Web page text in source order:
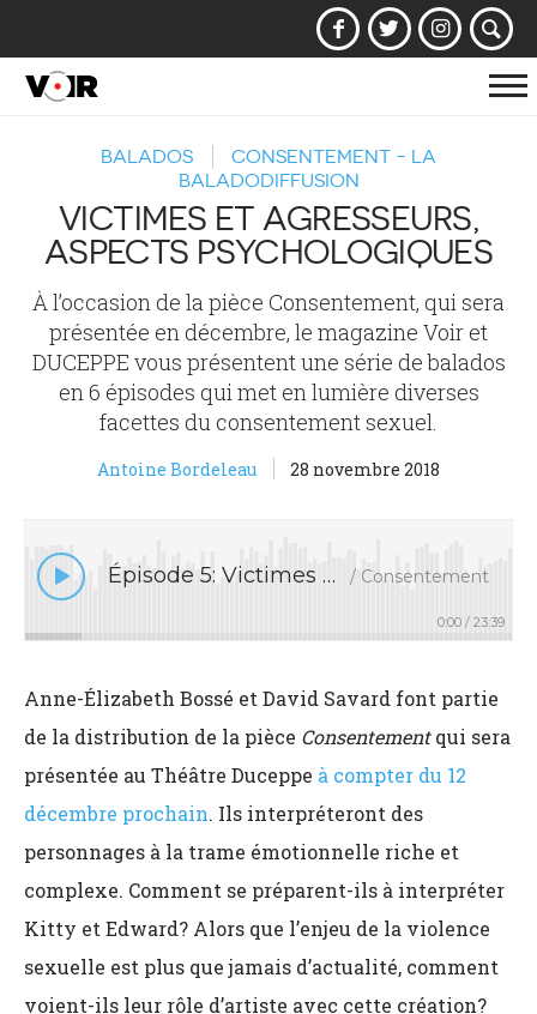
BALADOS
CONSENTEMENT - LA
BALADODIFFUSION
VICTIMES ET AGRESSEURS,
ASPECTS PSYCHOLOGIQUES
À l’occasion de la pièce Consentement, qui sera
présentée en décembre, le magazine Voir et
DUCEPPE vous présentent une série de balados
en 6 épisodes qui met en lumière diverses
facettes du consentement sexuel.
Antoine Bordeleau 28 novembre 2018
0:00 / 23:39
Épisode 5: Victimes et agresseurs, aspects psychologiques Consentement
Anne-Élizabeth Bossé et David Savard font partie
de la distribution de la pièce Consentementqui sera
présentée au Théâtre Duceppe à compter du 12
décembre prochain. Ils interpréteront des
personnages à la trame émotionnelle riche et
complexe. Comment se préparent-ils à interpréter
Kitty et Edward? Alors que l’enjeu de la violence
sexuelle est plus que jamais d’actualité, comment
voient-ils leur rôle d’artiste avec cette création?